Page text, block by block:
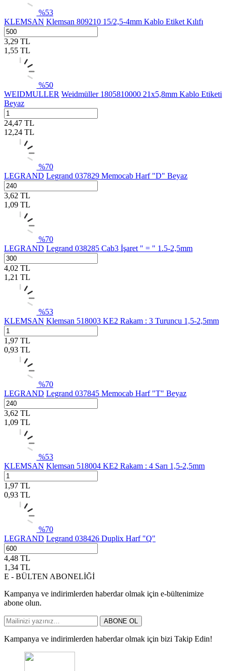
%53
KLEMSAN Klemsan 809210 15/2,5-4mm Kablo Etiket Kılıfı
3,29 TL
1,55 TL
%50
WEIDMULLER Weidmüller 1805810000 21x5,8mm Kablo Etiketi
Beyaz
24,47 TL
12,24 TL
%70
LEGRAND Legrand 037829 Memocab Harf "D" Beyaz
3,62 TL
1,09 TL
%70
LEGRAND Legrand 038285 Cab3 İşaret " = " 1.5-2,5mm
4,02 TL
1,21 TL
%53
KLEMSAN Klemsan 518003 KE2 Rakam : 3 Turuncu 1,5-2,5mm
1,97 TL
0,93 TL
%70
LEGRAND Legrand 037845 Memocab Harf "T" Beyaz
3,62 TL
1,09 TL
%53
KLEMSAN Klemsan 518004 KE2 Rakam : 4 Sarı 1,5-2,5mm
1,97 TL
0,93 TL
%70
LEGRAND Legrand 038426 Duplix Harf "Q"
4,48 TL
1,34 TL
E - BÜLTEN ABONELİĞİ
Kampanya ve indirimlerden haberdar olmak için e-bültenimize
abone olun.
ABONE OL
Kampanya ve indirimlerden haberdar olmak için bizi Takip Edin!